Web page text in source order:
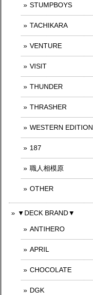
STUMPBOYS
TACHIKARA
VENTURE
VISIT
THUNDER
THRASHER
WESTERN EDITION
187
職人相模原
OTHER
▼DECK BRAND▼
ANTIHERO
APRIL
CHOCOLATE
DGK